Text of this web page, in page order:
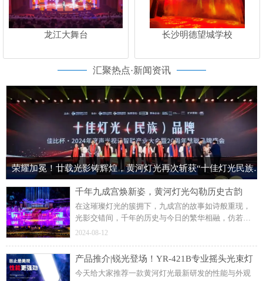
龙江大舞台 长沙明德望城学校
汇聚热点·新闻资讯
荣耀加冕！廿载光影铸辉煌，黄河灯光再次斩获“十佳灯光民族品牌”荣誉称号！
千年九成宫焕新姿，黄河灯光勾勒历史古韵
在这璀璨灯光的簇拥下，九成宫的故事如诗般重现，
光影交错间，千年的历史与今日的繁华相融，仿若梦
回盛唐。这个暑假来麟游九成宫，于灯光璀璨中，回
系删除
2024-08-12
产品推介|锐光登场！YR-421B专业摇头光束灯
今天给大家推荐一款黄河灯光最新研发的性能与外观